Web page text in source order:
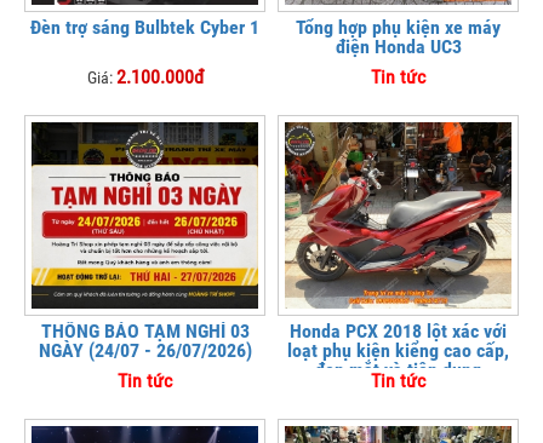
Đèn trợ sáng Bulbtek Cyber 1
Giá:2.100.000đ
Tổng hợp phụ kiện xe máy
điện Honda UC3
Tin tức
THÔNG BÁO TẠM NGHỈ 03
NGÀY (24/07 - 26/07/2026)
Tin tức
Honda PCX 2018 lột xác với
loạt phụ kiện kiểng cao cấp,
đẹp mắt và tiện dụng
Tin tức